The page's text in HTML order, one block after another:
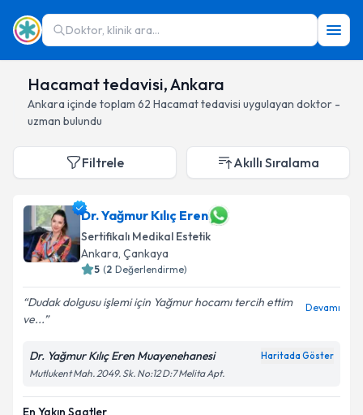
Doktor, klinik ara...
Hacamat tedavisi, Ankara
Ankara içinde toplam 62 Hacamat tedavisi uygulayan doktor -
uzman bulundu
Filtrele Akıllı Sıralama
Dr. Yağmur Kılıç Eren
Sertifikalı Medikal Estetik
Ankara, Çankaya
5 (2 Değerlendirme)
Dudak dolgusu işlemi için Yağmur hocamı tercih ettim
ve...
Devamı
Dr. Yağmur Kılıç Eren Muayenehanesi Haritada Göster
Mutlukent Mah. 2049. Sk. No:12 D:7 Melita Apt.
En Yakın Saatler